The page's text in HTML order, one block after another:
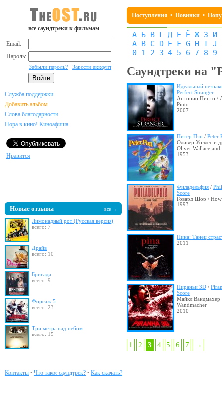
все саундтреки к фильмам
Email:
Пароль:
Забыли пароль?
Завести аккаунт
Служба поддержки
Добавить альбом
Слова благодарности
Пора в кино! Киноафиша
Нравится
Новые отзывы все →
Лимонадный рот (Русская версия)
всего: 7
Драйв
всего: 10
Бригада
всего: 9
Форсаж 5
всего: 23
Три метра над небом
всего: 15
Поступления • Новинки •
А Б В Г Д Е Ё Ж З И
A B C D E F G H I J
0
1 2 3 4 5 6 7 8 9
Саундтреки на
Идеальный
Perfect Stranger
Антонио Пинто /
Pinto
2007
Питер Пэн / Peter
Оливер Уоллес и
Oliver Wallace and
1953
Филадельфия /
Score
Говард Шор /
1993
Пина: Танец
2011
Пираньи 3D /
Score
Майкл Вандмахер
Wandmacher
2010
1 2 3 4 5 6 7 →
Контакты • Что такое саундтрек? • Как скачать?